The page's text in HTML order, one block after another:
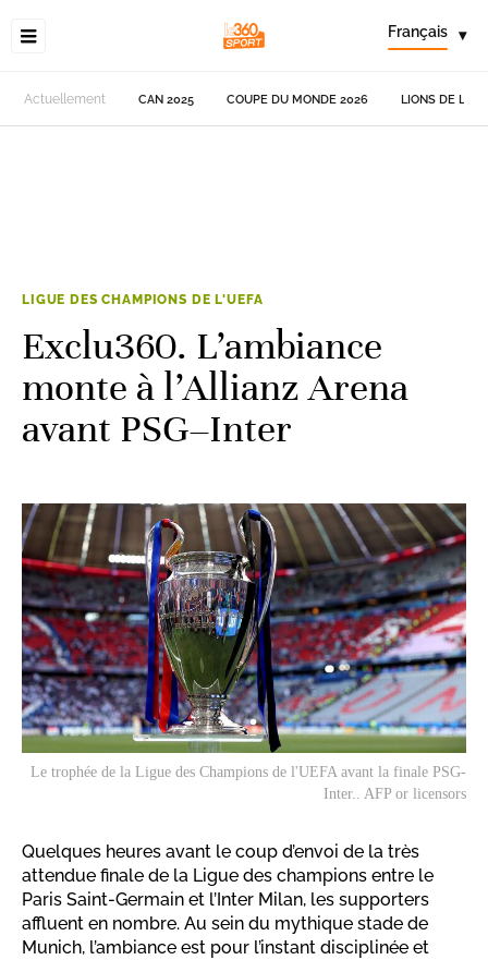
Français ▾
Actuellement CAN 2025 COUPE DU MONDE 2026 LIONS DE
LIGUE DES CHAMPIONS DE L'UEFA
Exclu360. L’ambiance
monte à l’Allianz Arena
avant PSG–Inter
Le trophée de la Ligue des Champions de l'UEFA avant la finale PSG-
Inter.. AFP or licensors
Quelques heures avant le coup d’envoi de la très
attendue finale de la Ligue des champions entre le
Paris Saint-Germain et l’Inter Milan, les supporters
affluent en nombre. Au sein du mythique stade de
Munich, l’ambiance est pour l’instant disciplinée et